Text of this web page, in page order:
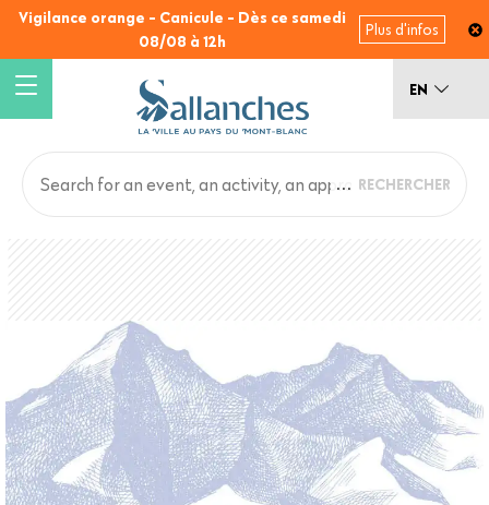
Skip
main
content
Vigilance orange - Canicule - Dès ce samedi
08/08 à 12h
Plus d'infos
EN